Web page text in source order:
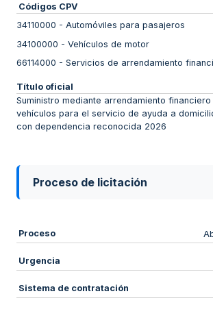
Códigos CPV
34110000 - Automóviles para pasajeros
34100000 - Vehículos de motor
66114000 - Servicios de arrendamiento
Título oficial
Suministro mediante arrendamiento
vehículos para el servicio de ayuda a
con dependencia reconocida 2026
Proceso de licitación
Proceso
Urgencia
Sistema de contratación